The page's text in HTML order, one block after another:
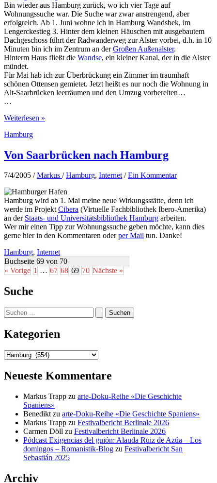
Bin wieder aus Hamburg zurück, wo ich vier Tage auf
Wohnungssuche war. Die Suche war zwar anstrengend, aber
erfolgreich. Ab 1. Juni wohne ich in Hamburg Wandsbek, im
Lengerckestieg 3. Hinter dem kleinen Häuschen mit ausgebautem
Dachgeschoss führt der Radwanderweg zur Alster vorbei, d.h. in 10
Minuten bin ich im Zentrum an derGroßen Außenalster.
Hinterm Haus fließt die Wandse, ein kleiner Kanal, der in die Alster
mündet.
Für Mai hab ich zur Überbrückung ein Zimmer im traumhaft
schönen Ottensen gemietet. Jetzt heißt es nur noch die Wohnung in
Alt-Saarbrücken leerräumen und den Umzug vorbereiten…
…
Wohnungssuche
Weiterlesen »
Hamburg
Von Saarbrücken nach Hamburg
7/4/2005 /Markus /Hamburg, Internet/Ein Kommentar
Hamburg wird ab 1. Mai meine neue Wirkungsstätte, denn ich
werde im ProjektCibera (Virtuelle Fachbibliothek Ibero-Amerika)
an der Staats- und Universitätsbibliothek Hamburg arbeiten.
Wer mir einen Tipp zur Wohnungssuche geben möchte, kann dies
gerne hier in den Kommentaren oderper Mail tun. Danke!
Hamburg, Internet
Buchseite 69 von 70
« Vorige 1 … 67 68 69 70 Nächste »
Suche
Suchen
nach:
Kategorien
Kategorien
Neueste Kommentare
Markus Trapp zu arte-Doku-Reihe «Die Geschichte
Spaniens»
Benedikt zu arte-Doku-Reihe «Die Geschichte Spaniens»
Markus Trapp zu Festivalbericht Berlinale 2026
Carmen Döll zu Festivalbericht Berlinale 2026
Pódcast Exigencias del guión: Alauda Ruiz de Azúa – Los
domingos – Romanistik-Blog zu Festivalbericht San
Sebastián 2025
Archiv